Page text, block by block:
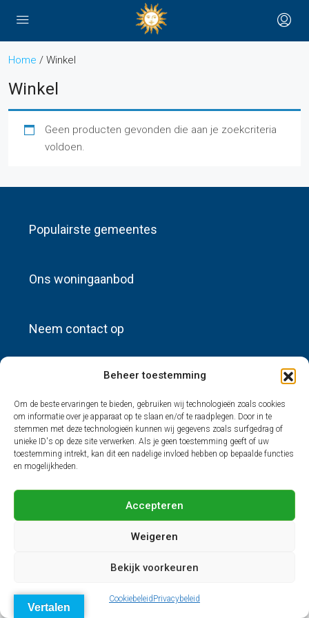
Beheer toestemming
Om de beste ervaringen te bieden, gebruiken wij technologieën zoals cookies
om informatie over je apparaat op te slaan en/of te raadplegen. Door in te
stemmen met deze technologieën kunnen wij gegevens zoals surfgedrag of
unieke ID's op deze site verwerken. Als je geen toestemming geeft of uw
toestemming intrekt, kan dit een nadelige invloed hebben op bepaalde functies
en mogelijkheden.
Accepteren
Weigeren
Bekijk voorkeuren
CookiebeleidPrivacybeleid
Home / Winkel
Winkel
Geen producten gevonden die aan je zoekcriteria
voldoen.
Populairste gemeentes
Ons woningaanbod
Neem contact op
Nieuwste advertenties
Vertalen